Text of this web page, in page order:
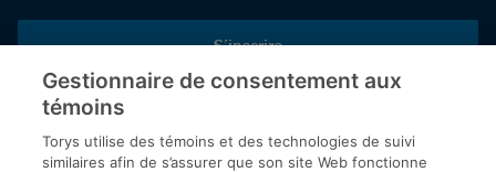
S’inscrire
Inscrivez-vous aux publications de Torys pour recevoir nos derniers
commentaires, notre calendrier de webinaires et d’événements et
plus encore.
Gestionnaire de consentement aux
témoins
Torys utilise des témoins et des technologies de suivi
similaires afin de s’assurer que son site Web fonctionne